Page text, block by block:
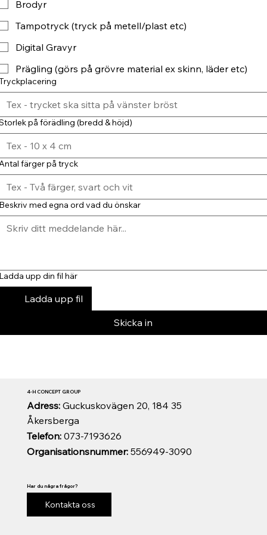
Brodyr
Tampotryck (tryck på metell/plast etc)
Digital Gravyr
Prägling (görs på grövre material ex skinn, läder etc)
på förädling (bredd & höjd)
färger på tryck
med egna ord vad du önskar
upp din fil här
Ladda upp fil
Skicka in
Organisationsnummer:556949-3090
Telefon:073-7193626
Adress: Guckuskovägen 20, 184 35
Åkersberga
4-H CONCEPT GROUP
Har du några frågor?
Kontakta oss